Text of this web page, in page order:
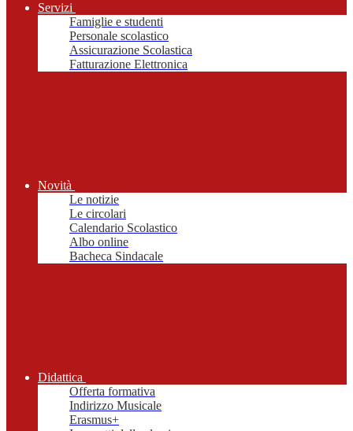
Servizi
Famiglie e studenti
Personale scolastico
Assicurazione Scolastica
Fatturazione Elettronica
Novità
Le notizie
Le circolari
Calendario Scolastico
Albo online
Bacheca Sindacale
Didattica
Offerta formativa
Indirizzo Musicale
Erasmus+